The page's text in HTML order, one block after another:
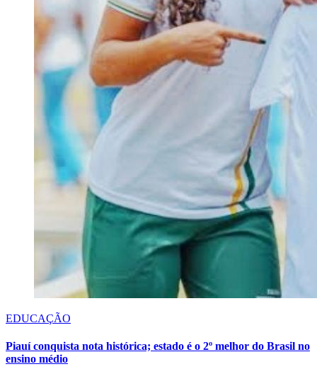
EDUCAÇÃO
Piauí conquista nota histórica; estado é o 2º melhor do Brasil no
ensino médio